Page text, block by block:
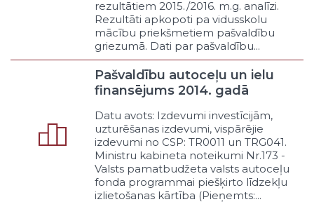
Cita veida izglītība un zinātne
Kultūra un brīvais laiks
Izstādes
Azartspēles
Koncerti
Interešu izglītība
Sporta pasākumi
Jubilejas un svētki
Teātra un operas izrādes
Sēru un piemiņas pasākumi
Cita veida kultūras un brīvā laika
pasākumi
rezultātiem 2015./2016. m.g. analīzi.
Rezultāti apkopoti pa vidusskolu
mācību priekšmetiem pašvaldību
griezumā. Dati par pašvaldību...
Pašvaldību autoceļu un ielu
finansējums 2014. gadā
Datu avots: Izdevumi investīcijām,
uzturēšanas izdevumi, vispārējie
izdevumi no CSP: TR0011 un TRG041.
Ministru kabineta noteikumi Nr.173 -
Valsts pamatbudžeta valsts autoceļu
fonda programmai piešķirto līdzekļu
izlietošanas kārtība (Pieņemts:...